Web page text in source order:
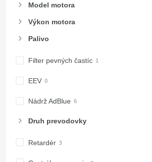
Model motora
Výkon motora
Palivo
Filter pevných častíc
EEV
Nádrž AdBlue
Druh prevodovky
Retardér